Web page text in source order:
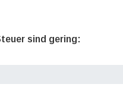
sind gering: